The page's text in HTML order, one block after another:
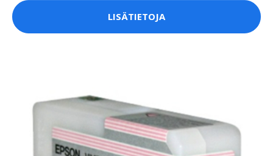
LISÄTIETOJA